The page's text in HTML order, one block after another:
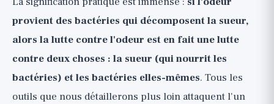
provient des bactéries qui décomposent la sueur,
alors la lutte contre l'odeur est en fait une lutte
contre deux choses : la sueur (qui nourrit les
bactéries) et les bactéries elles-mêmes. Tous les
outils que nous détaillerons plus loin attaquent l'un